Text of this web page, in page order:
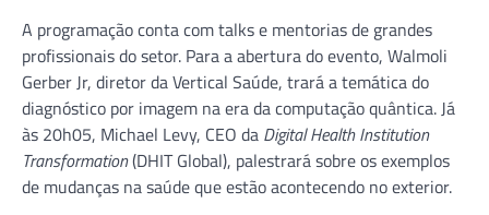
A programação conta com talks e mentorias de grandes
profissionais do setor. Para a abertura do evento, Walmoli
Gerber Jr, diretor da Vertical Saúde, trará a temática do
diagnóstico por imagem na era da computação quântica. Já
às 20h05, Michael Levy, CEO da Digital Health Institution
Transformation(DHIT Global), palestrará sobre os exemplos
de mudanças na saúde que estão acontecendo no exterior.